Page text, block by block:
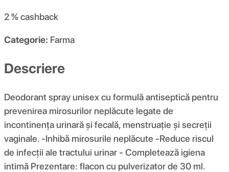
2 %cashback
Categorie: Farma
Descriere
Deodorant spray unisex cu formulă antiseptică pentru
prevenirea mirosurilor neplăcute legate de
incontinența urinară și fecală, menstruație și secreții
vaginale. -Inhibă mirosurile neplăcute -Reduce riscul
de infecții ale tractului urinar - Completează igiena
intimă Prezentare: flacon cu pulverizator de 30 ml.